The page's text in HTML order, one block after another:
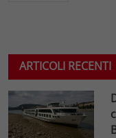
ARTICOLI RECENTI